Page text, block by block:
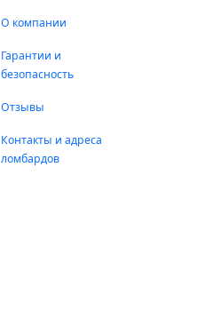
О компании
Гарантии и
безопасность
Отзывы
Контакты и адреса
ломбардов